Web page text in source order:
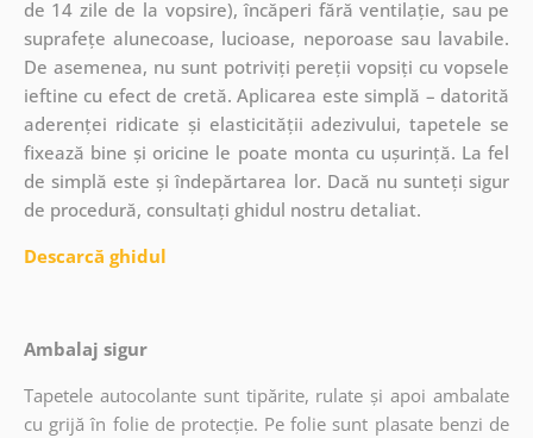
de 14 zile de la vopsire), încăperi fără ventilație, sau pe
suprafețe alunecoase, lucioase, neporoase sau lavabile.
De asemenea, nu sunt potriviți pereții vopsiți cu vopsele
ieftine cu efect de cretă. Aplicarea este simplă – datorită
aderenței ridicate și elasticității adezivului, tapetele se
fixează bine și oricine le poate monta cu ușurință. La fel
de simplă este și îndepărtarea lor. Dacă nu sunteți sigur
de procedură, consultați ghidul nostru detaliat.
Descarcă ghidul
Ambalaj sigur
Tapetele autocolante sunt tipărite, rulate și apoi ambalate
cu grijă în folie de protecție. Pe folie sunt plasate benzi de